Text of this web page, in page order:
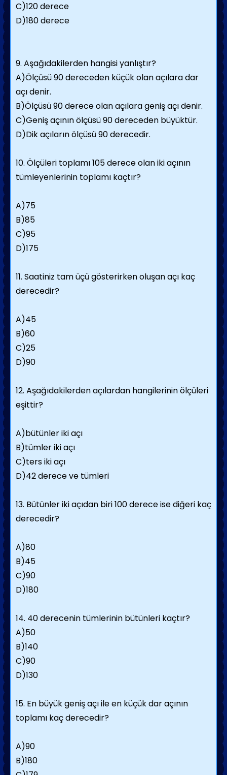
C)120 derece
D)180 derece
9. Aşağıdakilerden hangisi yanlıştır?
A)Ölçüsü 90 dereceden küçük olan açılara dar
açı denir.
B)Ölçüsü 90 derece olan açılara geniş açı denir.
C)Geniş açının ölçüsü 90 dereceden büyüktür.
D)Dik açıların ölçüsü 90 derecedir.
10. Ölçüleri toplamı 105 derece olan iki açının
tümleyenlerinin toplamı kaçtır?
A)75
B)85
C)95
D)175
11. Saatiniz tam üçü gösterirken oluşan açı kaç
derecedir?
A)45
B)60
C)25
D)90
12. Aşağıdakilerden açılardan hangilerinin ölçüleri
eşittir?
A)bütünler iki açı
B)tümler iki açı
C)ters iki açı
D)42 derece ve tümleri
13. Bütünler iki açıdan biri 100 derece ise diğeri kaç
derecedir?
A)80
B)45
C)90
D)180
14. 40 derecenin tümlerinin bütünleri kaçtır?
A)50
B)140
C)90
D)130
15. En büyük geniş açı ile en küçük dar açının
toplamı kaç derecedir?
A)90
B)180